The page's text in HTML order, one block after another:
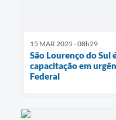
15 MAR 2025 - 08h29
São Lourenço do Sul
capacitação em
Federal